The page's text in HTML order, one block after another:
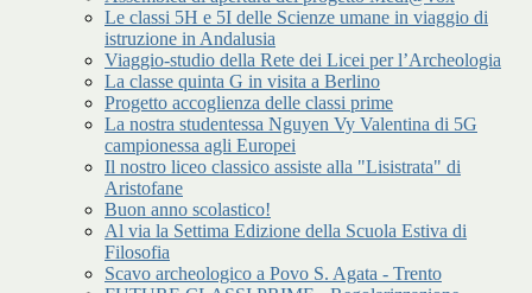
Le classi 5H e 5I delle Scienze umane in viaggio di
istruzione in Andalusia
Viaggio-studio della Rete dei Licei per l’Archeologia
La classe quinta G in visita a Berlino
Progetto accoglienza delle classi prime
La nostra studentessa Nguyen Vy Valentina di 5G
campionessa agli Europei
Il nostro liceo classico assiste alla "Lisistrata" di
Aristofane
Buon anno scolastico!
Al via la Settima Edizione della Scuola Estiva di
Filosofia
Scavo archeologico a Povo S. Agata - Trento